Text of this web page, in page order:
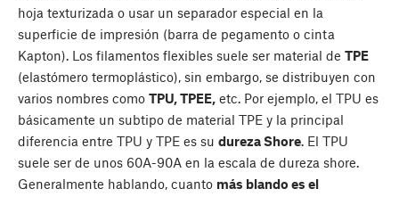
hoja texturizada o usar un separador especial en la
superficie de impresión (barra de pegamento o cinta
Kapton). Los filamentos flexibles suele ser material de TPE
(elastómero termoplástico), sin embargo, se distribuyen con
varios nombres como TPU, TPEE, etc. Por ejemplo, el TPU es
básicamente un subtipo de material TPE y la principal
diferencia entre TPU y TPE es su dureza Shore. El TPU
suele ser de unos 60A-90A en la escala de dureza shore.
Generalmente hablando, cuanto más blando es el